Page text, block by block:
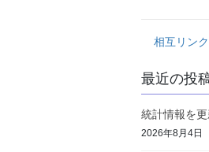
相互リンク
最近の投
統計情報を
2026年8月4日